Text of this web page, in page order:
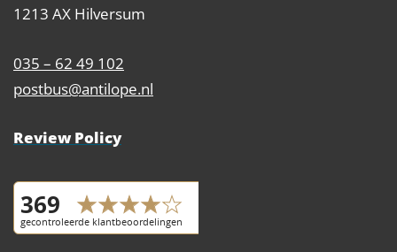
1213 AX Hilversum
035 – 62 49 102
postbus@antilope.nl
Review Policy